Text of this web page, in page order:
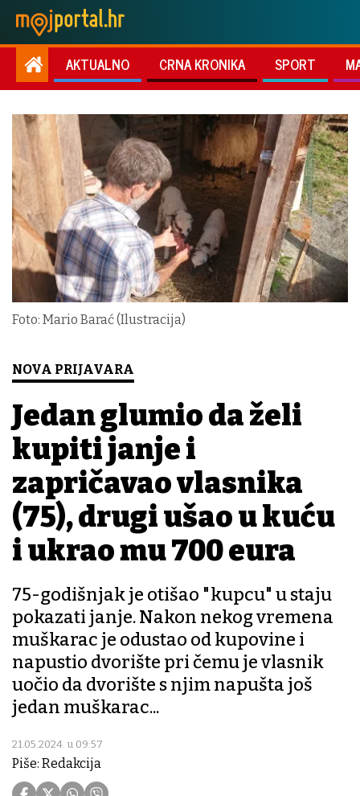
AKTUALNO CRNA KRONIKA SPORT
Foto: Mario Barać (Ilustracija)
NOVA PRIJAVARA
Jedan glumio da želi
kupiti janje i
zapričavao vlasnika
(75), drugi ušao u kuću
i ukrao mu 700 eura
75-godišnjak je otišao "kupcu" u staju
pokazati janje. Nakon nekog vremena
muškarac je odustao od kupovine i
napustio dvorište pri čemu je vlasnik
uočio da dvorište s njim napušta još
jedan muškarac...
21.05.2024. u 09:57
Piše: Redakcija